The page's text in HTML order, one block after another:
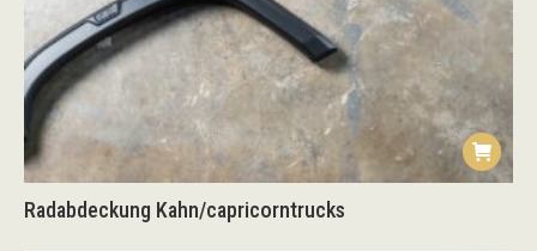
Radabdeckung Kahn/capricorntrucks